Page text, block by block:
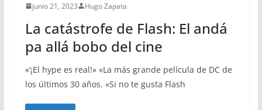
junio 21, 2023 Hugo Zapata
La catástrofe de Flash: El andá
pa allá bobo del cine
«‘¡El hype es real!» «La más grande película de DC de
los últimos 30 años. «Si no te gusta Flash